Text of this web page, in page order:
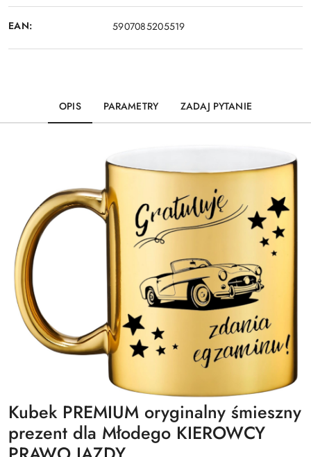
EAN: 5907085205519
OPIS PARAMETRY ZADAJ PYTANIE
Kubek PREMIUM oryginalny śmieszny
prezent dla Młodego KIEROWCY